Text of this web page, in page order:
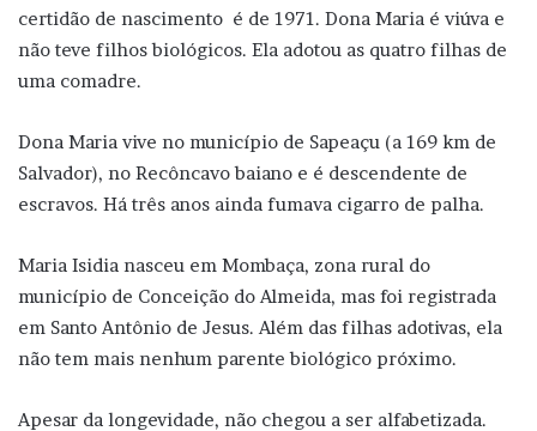
certidão de nascimento é de 1971. Dona Maria é viúva e
não teve filhos biológicos. Ela adotou as quatro filhas de
uma comadre.
Dona Maria vive no município de Sapeaçu (a 169 km de
Salvador), no Recôncavo baiano e é descendente de
escravos. Há três anos ainda fumava cigarro de palha.
Maria Isidia nasceu em Mombaça, zona rural do
município de Conceição do Almeida, mas foi registrada
em Santo Antônio de Jesus. Além das filhas adotivas, ela
não tem mais nenhum parente biológico próximo.
Apesar da longevidade, não chegou a ser alfabetizada.